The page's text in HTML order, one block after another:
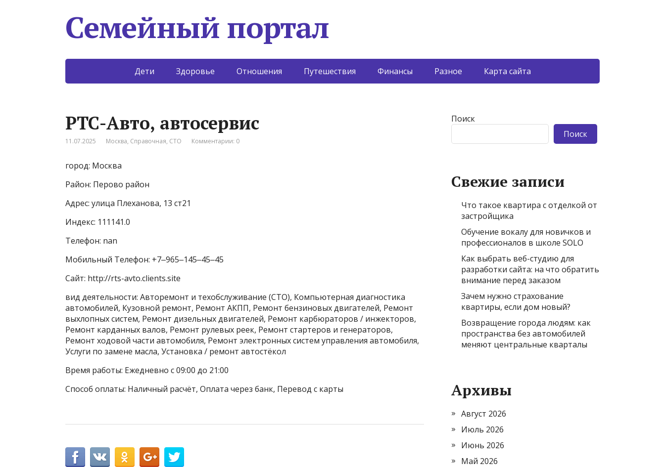
Семейный портал
Дети Здоровье Отношения Путешествия Финансы Разное Карта сайта
РТС-Авто, автосервис
11.07.2025 Москва, Справочная, СТО Комментарии: 0
город: Москва
Район: Перово район
Адрес: улица Плеханова, 13 ст21
Индекс: 111141.0
Телефон: nan
Мобильный Телефон: +7‒965‒145‒45‒45
Сайт: http://rts-avto.clients.site
вид деятельности: Авторемонт и техобслуживание (СТО), Компьютерная диагностика
автомобилей, Кузовной ремонт, Ремонт АКПП, Ремонт бензиновых двигателей, Ремонт
выхлопных систем, Ремонт дизельных двигателей, Ремонт карбюраторов / инжекторов,
Ремонт карданных валов, Ремонт рулевых реек, Ремонт стартеров и генераторов,
Ремонт ходовой части автомобиля, Ремонт электронных систем управления автомобиля,
Услуги по замене масла, Установка / ремонт автостёкол
Время работы: Ежедневно с 09:00 до 21:00
Способ оплаты: Наличный расчёт, Оплата через банк, Перевод с карты
Поиск
Поиск
Свежие записи
Что такое квартира с отделкой от
застройщика
Обучение вокалу для новичков и
профессионалов в школе SOLO
Как выбрать веб-студию для
разработки сайта: на что обратить
внимание перед заказом
Зачем нужно страхование
квартиры, если дом новый?
Возвращение города людям: как
пространства без автомобилей
меняют центральные кварталы
Архивы
Август 2026
Июль 2026
Июнь 2026
Май 2026